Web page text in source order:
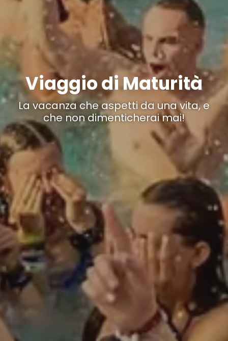
Viaggio di Maturità
La vacanza che aspetti da una vita, e
che non dimenticherai mai!